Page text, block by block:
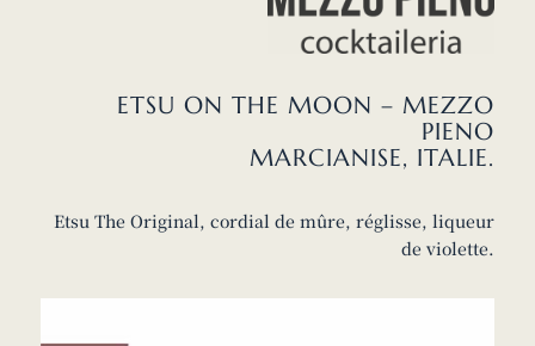
ETSU ON THE MOON – MEZZO
PIENO
MARCIANISE, ITALIE.
Etsu The Original, cordial de mûre, réglisse, liqueur
de violette.